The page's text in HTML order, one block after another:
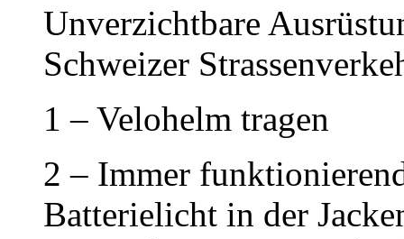
Unverzichtbare
Schweizer
1 – Velohelm tragen
2 – Immer
Batterielicht in der